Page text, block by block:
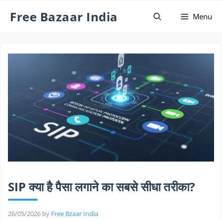
Free Bazaar India Menu
SIP क्या है पैसा लगाने का सबसे सीधा तरीका?
26/05/2026 by Free Bzaar India